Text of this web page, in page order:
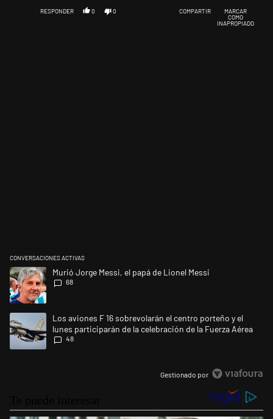
importaciones lleva tiempo.
RESPONDER 0 0 COMPARTIR
MARCAR
COMO
INAPROPIADO
CONVERSACIONES ACTIVAS
Este listado muestra los artículos con más comentarios en los últimos
Un artículo de tendencia con el título "Murió Jorge Messi, el papá de
Murió Jorge Messi, el papá de Lionel Messi
68
Un artículo de tendencia con el título "Los aviones F 16 sobrevolarán
Los aviones F 16 sobrevolarán el centro porteño y el
lunes participarán de la celebración de la Fuerza Aérea
48
Gestionado por